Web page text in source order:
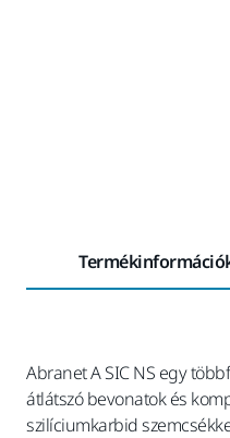
Abranet A SIC NS egy
átlátszó bevonatok és
szilíciumkarbid